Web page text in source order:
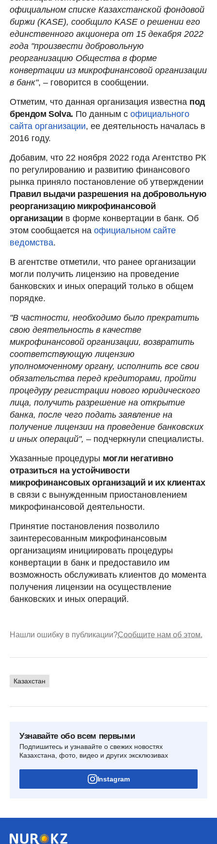
официальном списке Казахстанской фондовой
биржи (KASE), сообщило KASE о решении его
единственного акционера от 15 декабря 2022
года "произвести добровольную
реорганизацию Общества в форме
конвертации из микрофинансовой организации
в банк", – говорится в сообщении.
Отметим, что данная организация известна под
брендом Solva. По данным с официального
сайта организации, ее деятельность началась в
2016 году.
Добавим, что 22 ноября 2022 года Агентство РК
по регулированию и развитию финансового
рынка приняло постановление об утверждении
Правил выдачи разрешения на добровольную
реорганизацию микрофинансовой
организации в форме конвертации в банк. Об
этом сообщается на официальном сайте
ведомства.
В агентстве отметили, что ранее организации
могли получить лицензию на проведение
банковских и иных операций только в общем
порядке.
"В частности, необходимо было прекратить
свою деятельность в качестве
микрофинансовой организации, возвратить
соответствующую лицензию
уполномоченному органу, исполнить все свои
обязательства перед кредиторами, пройти
процедуру регистрации нового юридического
лица, получить разрешение на открытие
банка, после чего подать заявление на
получение лицензии на проведение банковских
и иных операций", – подчеркнули специалисты.
Указанные процедуры могли негативно
отразиться на устойчивости
микрофинансовых организаций и их клиентах
в связи с вынужденным приостановлением
микрофинансовой деятельности.
Принятие постановления позволило
заинтересованным микрофинансовым
организациям инициировать процедуры
конвертации в банк и предоставило им
возможность обслуживать клиентов до момента
получения лицензии на осуществление
банковских и иных операций.
Нашли ошибку в публикации?Сообщите нам об этом.
Казахстан
Узнавайте обо всем первыми
Подпишитесь и узнавайте о свежих новостях
Казахстана, фото, видео и других эксклюзивах
Instagram